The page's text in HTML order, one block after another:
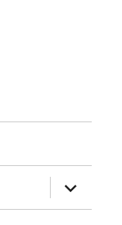
Zobrazit
položky